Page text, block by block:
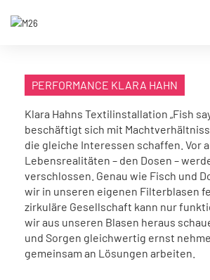
PERFORMANCE KLARA HAHN
Klara Hahns Textilinstallation „Fish
beschäftigt sich mit
die gleiche Interessen schaffen. Vor
Lebensrealitäten – den Dosen –
verschlossen. Genau wie Fisch und
wir in unseren eigenen Filterblasen
zirkuläre Gesellschaft kann nur
wir aus unseren Blasen heraus
und Sorgen gleichwertig ernst
gemeinsam an Lösungen arbeiten.